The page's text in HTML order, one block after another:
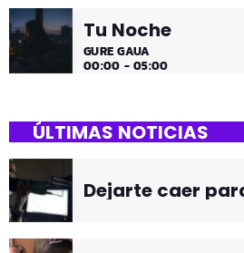
Tu Noche
GURE GAUA
00:00 - 05:00
ÚLTIMAS NOTICIAS
Dejarte caer